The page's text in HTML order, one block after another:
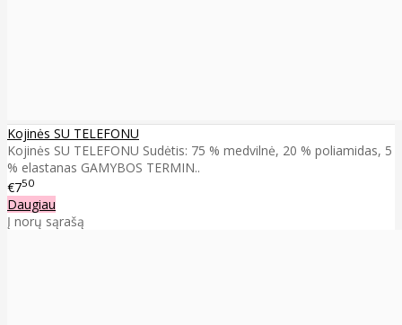
Kojinės SU TELEFONU
Kojinės SU TELEFONU Sudėtis: 75 % medvilnė, 20 % poliamidas, 5
% elastanas GAMYBOS TERMIN..
€750
Daugiau
Į norų sąrašą